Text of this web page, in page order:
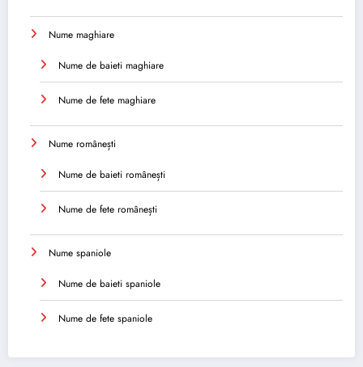
Nume maghiare
Nume de baieti maghiare
Nume de fete maghiare
Nume românești
Nume de baieti românești
Nume de fete românești
Nume spaniole
Nume de baieti spaniole
Nume de fete spaniole